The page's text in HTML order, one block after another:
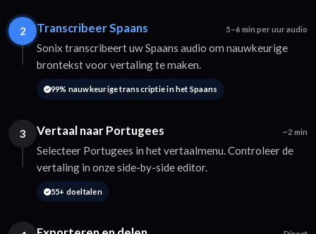
2 Transcribeer Spaans 5–6 min per uur audio
Sonix transcribeert uw Spaans audio om nauwkeurige
brontekst voor vertaling te maken.
99% nauwkeurige transcriptie in het Spaans
3 Vertaal naar Portugees ~2 min
Selecteer Portugees in het vertaalmenu. Controleer de
vertaling in onze side-by-side editor.
55+ doeltalen